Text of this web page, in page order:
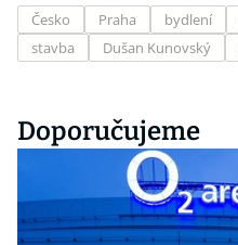
Česko Praha bydlení
stavba
Dušan Kunovský
Doporučujeme